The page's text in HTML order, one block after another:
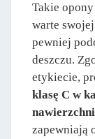
Takie
warte
pewniej
deszczu.
etykiecie,
klasę C w
nawierzchni
zapewniają